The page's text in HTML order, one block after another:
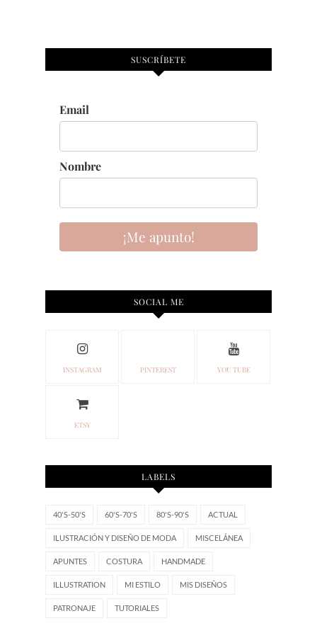
SUSCRÍBETE
Email
Nombre
¡Me apunto!
SOCIAL ME
INSTAGRAM PINTEREST YOU TUBE
ETSY
LABELS
40'S-50'S 60'S-70'S 80'S-90'S ACTUAL
ILUSTRACIÓN Y DISEÑO DE MODA MISCELÁNEA
APUNTES COSTURA HANDMADE
ILLUSTRATION MI ESTILO MIS DISEÑOS
PATRONAJE TUTORIALES